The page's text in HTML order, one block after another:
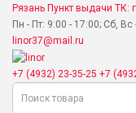
Рязань Пункт выдачи ТК:
Пн - Пт: 9:00 - 17:00; Сб,
linor37@mail.ru
+7 (4932) 23-35-25 +7